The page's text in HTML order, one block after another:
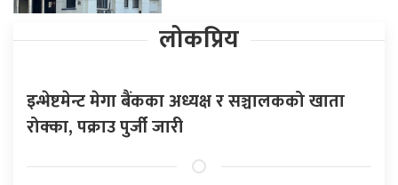
लोकप्रिय
इन्भेष्टमेन्ट मेगा बैंकका अध्यक्ष र सञ्चालकको खाता
रोक्का, पक्राउ पुर्जी जारी